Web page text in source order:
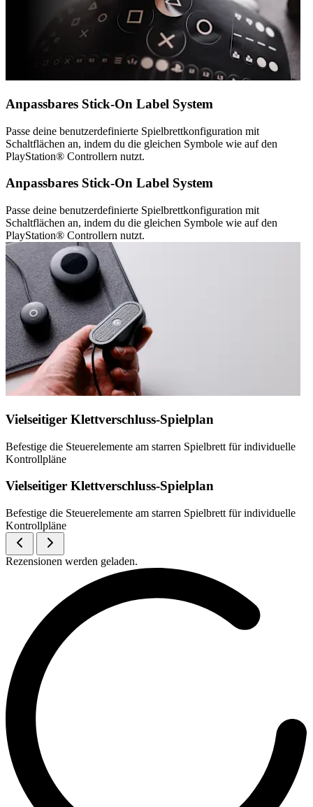
Anpassbares Stick-On Label System
Passe deine benutzerdefinierte Spielbrettkonfiguration mit
Schaltflächen an, indem du die gleichen Symbole wie auf den
PlayStation® Controllern nutzt.
Anpassbares Stick-On Label System
Passe deine benutzerdefinierte Spielbrettkonfiguration mit
Schaltflächen an, indem du die gleichen Symbole wie auf den
PlayStation® Controllern nutzt.
Vielseitiger Klettverschluss-Spielplan
Befestige die Steuerelemente am starren Spielbrett für individuelle
Kontrollpläne
Vielseitiger Klettverschluss-Spielplan
Befestige die Steuerelemente am starren Spielbrett für individuelle
Kontrollpläne
Rezensionen werden geladen.